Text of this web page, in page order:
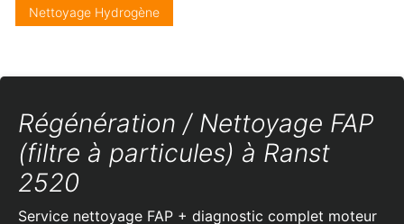
Nettoyage Hydrogène
Régénération / Nettoyage FAP
(filtre à particules) à Ranst
2520
Service nettoyage FAP + diagnostic complet moteur